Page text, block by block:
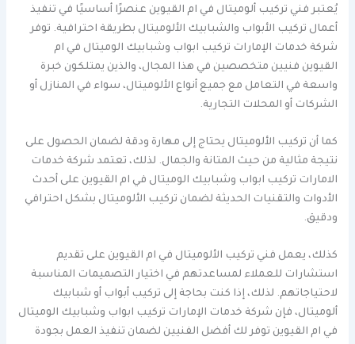
يُعتبر فني تركيب ألوميتال في ام القيوين عنصرًا أساسيًا في تنفيذ
أعمال تركيب الأبواب والشبابيك الألوميتال بطريقة احترافية. توفر
شركة خدمات الإمارات تركيب ابواب وشبابيك الوميتال في ام
القيوين فنيين متخصصين في هذا المجال، والذين يمتلكون خبرة
واسعة في التعامل مع جميع أنواع الألوميتال، سواء في المنازل أو
الشركات أو المحلات التجارية.
كما أن تركيب الألوميتال يحتاج إلى مهارة ودقة لضمان الحصول على
نتيجة مثالية من حيث المتانة والجمال. لذلك، تعتمد شركة خدمات
الامارات تركيب ابواب وشبابيك الوميتال في ام القيوين على أحدث
الأدوات والتقنيات الحديثة لضمان تركيب الألوميتال بشكل احترافي
ودقيق.
كذلك، يعمل فني تركيب الألوميتال في ام القيوين على تقديم
استشارات للعملاء لمساعدتهم في اختيار التصميمات المناسبة
لاحتياجاتهم. لذلك، إذا كنت بحاجة إلى تركيب أبواب أو شبابيك
ألوميتال، فإن شركة خدمات الإمارات تركيب ابواب وشبابيك الوميتال
في ام القيوين توفر لك أفضل الفنيين لضمان تنفيذ العمل بجودة